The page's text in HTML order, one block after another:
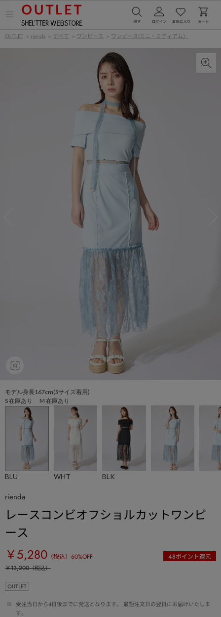
ー
OUTLET > rienda > すべて > ワンピース > ワンピース(ミニ・ミディアム）
モデル身長167cm(Sサイズ着用)
S 在庫あり M 在庫あり
BLU WHT BLK
rienda
レースコンビオフショルカットワンピ
ース
￥5,280 （税込） 60%OFF 48ポイント還元
￥13,200（税込）
OUTLET
※
受注当日から4日後までに発送となります。 最短注文日の翌日にお届けいたしま
す。